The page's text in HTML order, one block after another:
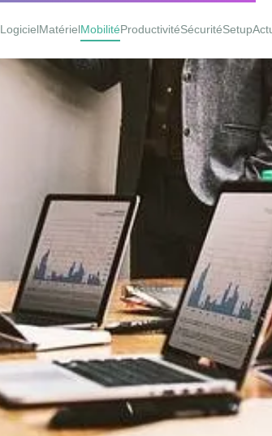
LogicielMatérielMobilitéProductivitéSécuritéSetup